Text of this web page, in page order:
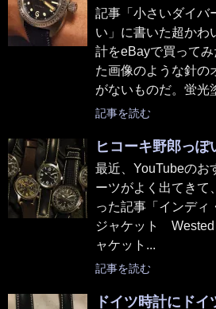
記事「小さいダイバ
い」に書いた超かわ
計をeBayで買って
た画像のような針の
がないものだ。蛍光
記事を読む
ヒコーキ野郎っぽ
最近、YouTubeのお
ーツがよく出てきて
った記事「インデ
ジャケット
ャケット...
記事を読む
ドイツ時計にド